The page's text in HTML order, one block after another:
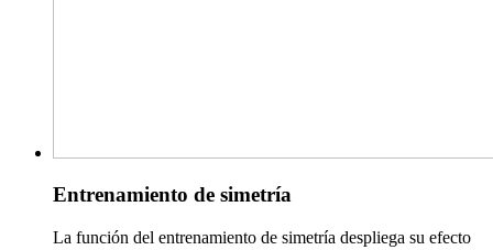
Entrenamiento de simetría
La función del entrenamiento de simetría despliega su efecto